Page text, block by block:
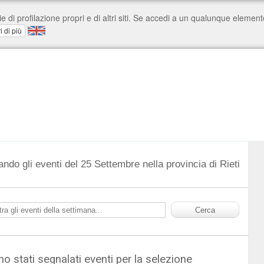
gli eventi del 25 Settembre nella provincia di Rieti
stati segnalati eventi per la selezione